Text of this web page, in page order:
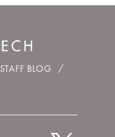
STAFF BLOG